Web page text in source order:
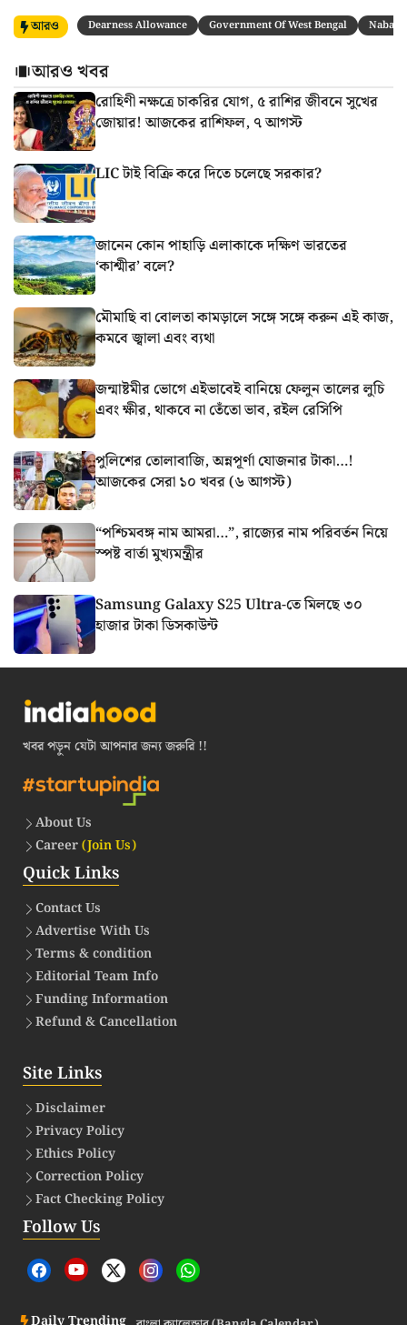
আরও Dearness Allowance Government Of West Bengal
আরও খবর
রোহিণী নক্ষত্রে চাকরির যোগ, ৫ রাশির জীবনে সুখের
জোয়ার! আজকের রাশিফল, ৭ আগস্ট
LIC টাই বিক্রি করে দিতে চলেছে সরকার?
জানেন কোন পাহাড়ি এলাকাকে দক্ষিণ ভারতের
‘কাশ্মীর’ বলে?
মৌমাছি বা বোলতা কামড়ালে সঙ্গে সঙ্গে করুন এই কাজ,
কমবে জ্বালা এবং ব্যথা
জন্মাষ্টমীর ভোগে এইভাবেই বানিয়ে ফেলুন তালের লুচি
এবং ক্ষীর, থাকবে না তেঁতো ভাব, রইল রেসিপি
পুলিশের তোলাবাজি, অন্নপূর্ণা যোজনার টাকা…!
আজকের সেরা ১০ খবর (৬ আগস্ট)
“পশ্চিমবঙ্গ নাম আমরা…”, রাজ্যের নাম পরিবর্তন নিয়ে
স্পষ্ট বার্তা মুখ্যমন্ত্রীর
Samsung Galaxy S25 Ultra-তে মিলছে ৩০
হাজার টাকা ডিসকাউন্ট
খবর পড়ুন যেটা আপনার জন্য জরুরি !!
About Us
Career(Join Us)
Quick Links
Contact Us
Advertise With Us
Terms & condition
Editorial Team Info
Funding Information
Refund & Cancellation
Site Links
Disclaimer
Privacy Policy
Ethics Policy
Correction Policy
Fact Checking Policy
Follow Us